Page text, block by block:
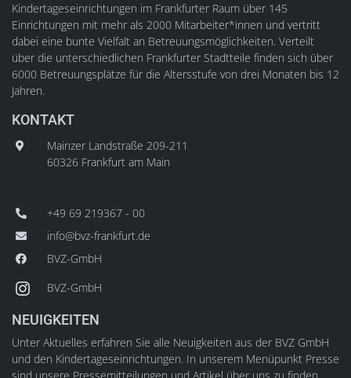
Kindertageseinrichtungen im Frankfurter Raum über 145
Einrichtungen mit mehr als 2000 Mitarbeiter*innen und vertritt
dabei eine bunte Vielfalt an Betreuungsmöglichkeiten. Verteilt
über die unterschiedlichen Frankfurter Stadtteile finden sich über
6000 Betreuungsplätze für die Altersstufe von drei Monaten bis 12
Jahren.
KONTAKT
Mainzer Landstraße 209-211
60326 Frankfurt am Main
+49 69 219367 - 00
info@bvz-frankfurt.de
BVZ-GmbH
BVZ-GmbH
NEUIGKEITEN
Unter Aktuelles erfahren Sie alle Neuigkeiten aus der BVZ GmbH
und den Kindertageseinrichtungen. In unserem Menüpunkt Presse